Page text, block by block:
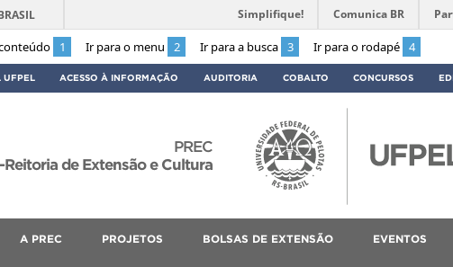
1 Ir para o menu 2 Ir para a busca 3 Ir para o rodapé 4
Simplifique! Comunica BR
UFPEL ACESSO À INFORMAÇÃO AUDITORIA COBALTO CONCURSOS
PREC
Reitoria de Extensão e Cultura
A PREC PROJETOS BOLSAS DE EXTENSÃO EVENTOS